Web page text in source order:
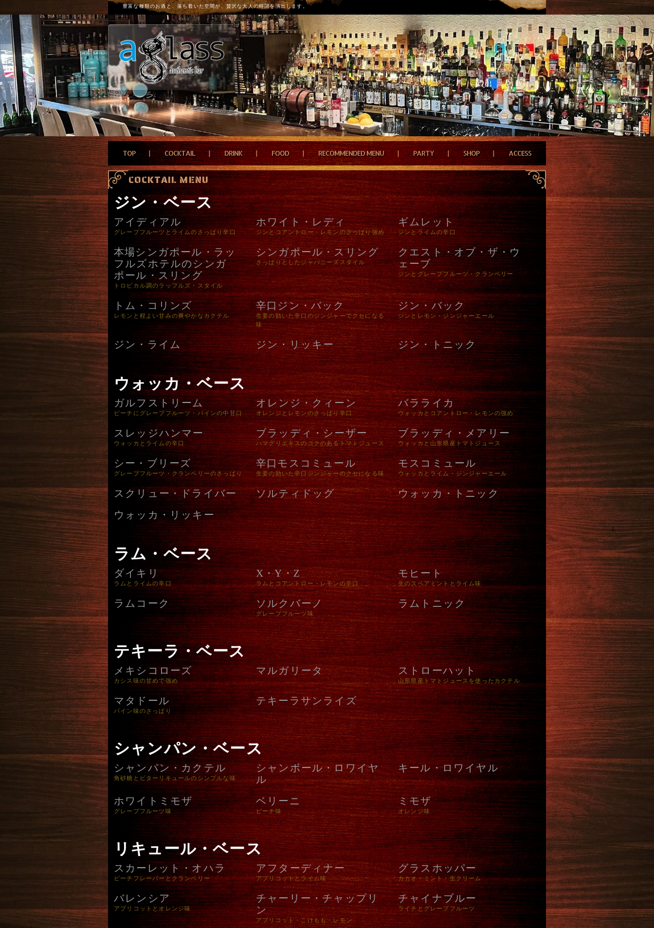
豊富な種類のお酒と、落ち着いた空間が、贅沢な大人の時間を演出します。
TOP COCKTAIL DRINK FOOD RECOMMENDED MENU PARTY SHOP ACCESS
COCKTAIL MENU
ジン・ベース
アイディアル
グレープフルーツとライムのさっぱり辛口
ホワイト・レディ
ジンとコアントロー・レモンのさっぱり強め
ギムレット
ジンとライムの辛口
本場シンガポール・ラッ
フルズホテルのシンガ
ポール・スリング
トロピカル調のラッフルズ・スタイル
シンガポール・スリング
さっぱりとしたジャパニーズスタイル
クエスト・オブ・ザ・ウ
ェーブ
ジンとグレープフルーツ・クランベリー
トム・コリンズ
レモンと程よい甘みの爽やかなカクテル
辛口ジン・バック
生姜の効いた辛口のジンジャーでクセになる
味
ジン・バック
ジンとレモン・ジンジャーエール
ジン・ライム ジン・リッキー ジン・トニック
ウォッカ・ベース
ガルフストリーム
ピーチにグレープフルーツ・パインの中甘口
オレンジ・クィーン
オレンジとレモンのさっぱり辛口
バラライカ
ウォッカとコアントロー・レモンの強め
スレッジハンマー
ウォッカとライムの辛口
ブラッディ・シーザー
ハマグリエキスのコクのあるトマトジュース
ブラッディ・メアリー
ウォッカと山形県産トマトジュース
シー・ブリーズ
グレープフルーツ・クランベリーのさっぱり
辛口モスコミュール
生姜の効いた辛口ジンジャーのクセになる味
モスコミュール
ウォッカとライム・ジンジャーエール
スクリュー・ドライバー ソルティドッグ
ウォッカ・トニック
ウォッカ・リッキー
ラム・ベース
ダイキリ
ラムとライムの辛口
X・Y・Z
ラムとコアントロー・レモンの辛口
モヒート
生のスペアミントとライム味
ラムコーク ソルクバーノ
グレープフルーツ味
ラムトニック
テキーラ・ベース
メキシコローズ
カシス味の甘めで強め
マルガリータ ストローハット
山形県産トマトジュースを使ったカクテル
マタドール
パイン味のさっぱり
テキーラサンライズ
シャンパン・ベース
シャンパン・カクテル
角砂糖とビターリキュールのシンプルな味
シャンボール・ロワイヤ
ル
キール・ロワイヤル
ホワイトミモザ
グレープフルーツ味
ベリーニ
ピーチ味
ミモザ
オレンジ味
リキュール・ベース
スカーレット・オハラ
ピーチフレーバーとクランベリー
アフターディナー
アプリコットとライム味
グラスホッパー
カカオ・ミント・生クリーム
バレンシア
アプリコットとオレンジ味
チャーリー・チャップリ
ン
アプリコット・こけもも・レモン
チャイナブルー
ライチとグレープフルーツ